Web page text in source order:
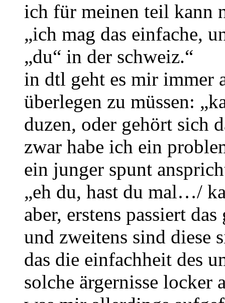
ich für meinen teil kann
„ich mag das einfache,
„du“ in der schweiz.“
in dtl geht es mir immer
überlegen zu müssen:
duzen, oder gehört sich
zwar habe ich ein
ein junger spunt
„eh du, hast du mal…/
aber, erstens passiert
und zweitens sind diese
das die einfachheit des
solche ärgernisse locker